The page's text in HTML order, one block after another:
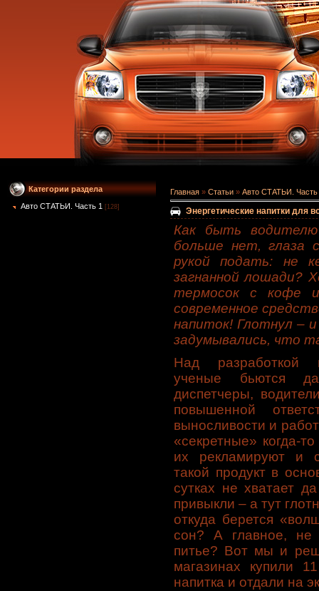
Категории раздела
Авто СТАТЬИ. Часть 1 [128]
Главная » Статьи » Авто СТАТЬИ. Часть
Энергетические напитки для
Как быть
больше нет, глаза
рукой подать: не
загнанной лошади?
термосок с кофе
современное
напиток! Глотнул –
задумывались, что
Над разработкой
ученые бьются
диспетчеры,
повышенной
выносливости и
«секретные» когда-
их рекламируют и
такой продукт в
сутках не хватает
привыкли – а тут
откуда берется
сон? А главное, не
питье? Вот мы и
магазинах купили
напитка и отдали на